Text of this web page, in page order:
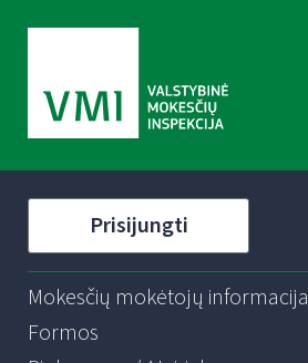
Prisijungti
Mokesčių mokėtojų informacija
Formos